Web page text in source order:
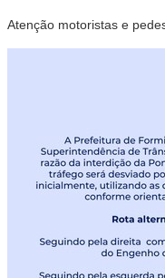
Atenção motoristas e